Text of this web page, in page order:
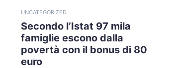
UNCATEGORIZED
Secondo l’Istat 97 mila
famiglie escono dalla
povertà con il bonus di 80
euro